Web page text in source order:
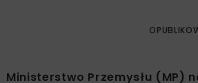
Ministerstwo Przemysłu (MP)